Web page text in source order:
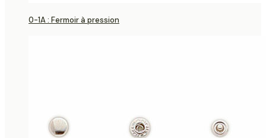
0-1A : Fermoir à pression